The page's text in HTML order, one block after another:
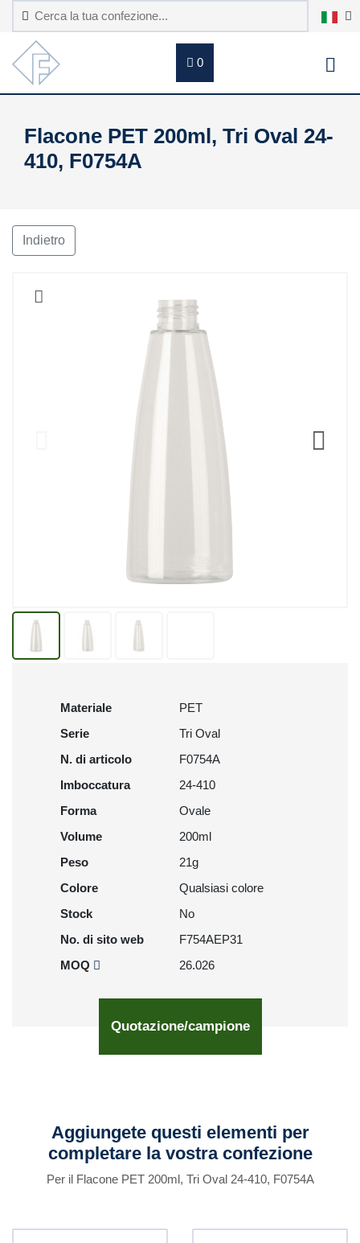
0
Flacone PET 200ml, Tri Oval 24-
410, F0754A
Indietro
Materiale
PET
Serie
Tri Oval
N. di articolo
F0754A
Imboccatura
24-410
Forma
Ovale
Volume
200ml
Peso
21g
Colore
Qualsiasi colore
Stock
No
No. di sito web
F754AEP31
MOQ
26.026
Quotazione/campione
Aggiungete questi elementi per
completare la vostra confezione
Per il Flacone PET 200ml, Tri Oval 24-410, F0754A